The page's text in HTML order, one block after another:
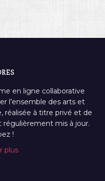
en ligne collaborative
l’ensemble des arts et
réalisée à titre privé et de
régulièrement mis à jour.
!
plus